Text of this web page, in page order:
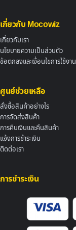
เกี่ยวกับ Mocowiz
เกี่ยวกับเรา
นโยบายความเป็นส่วนตัว
ข้อตกลงและเงื่อนไขการใช้งาน
ศูนย์ช่วยเหลือ
สั่งซื้อสินค้าอย่างไร
การจัดส่งสินค้า
การคืนเงินและคืนสินค้า
แจ้งการชำระเงิน
ติดต่อเรา
การชำระเงิน